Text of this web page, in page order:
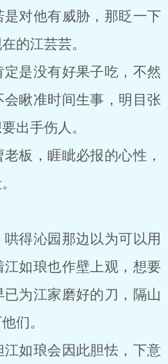
对他有威胁，那眨一下
的江芸芸。
是没有好果子吃，不然
瞅准时间生事，明目张
出手伤人。
板，睚眦必报的心性，
得沁园那边以为可以用
如琅也作壁上观，想要
为江家磨好的刀，隔山
们。
如琅会因此胆怯，下意